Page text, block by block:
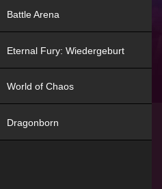
Battle Arena
Eternal Fury: Wiedergeburt
World of Chaos
Dragonborn